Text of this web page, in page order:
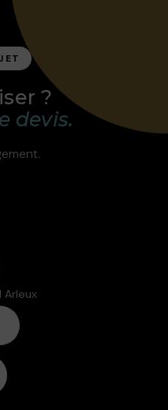
?
devis.
Arleux